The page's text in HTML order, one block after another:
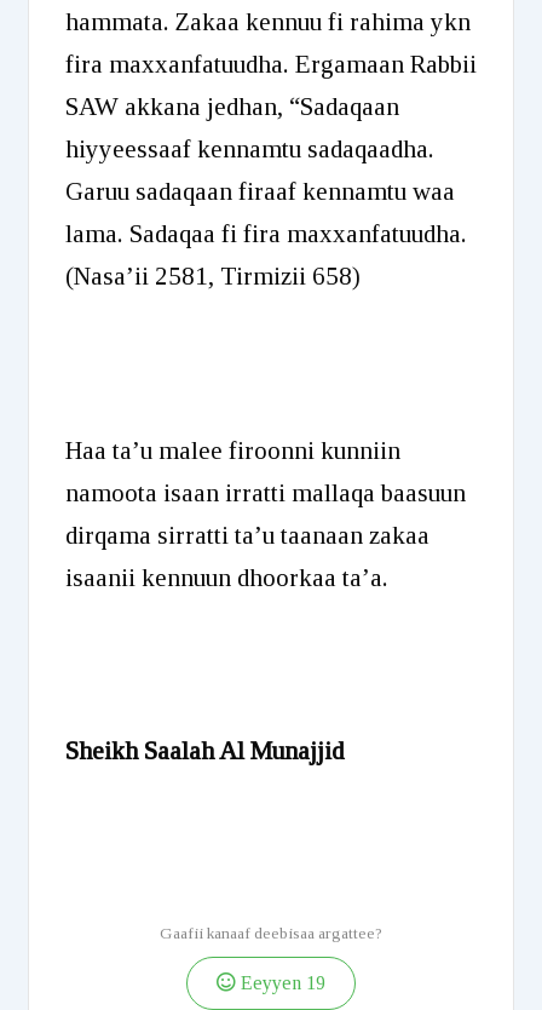
hammata. Zakaa kennuu fi rahima ykn
fira maxxanfatuudha. Ergamaan Rabbii
SAW akkana jedhan, “Sadaqaan
hiyyeessaaf kennamtu sadaqaadha.
Garuu sadaqaan firaaf kennamtu waa
lama. Sadaqaa fi fira maxxanfatuudha.
(Nasa’ii 2581, Tirmizii 658)
Haa ta’u malee firoonni kunniin
namoota isaan irratti mallaqa baasuun
dirqama sirratti ta’u taanaan zakaa
isaanii kennuun dhoorkaa ta’a.
Sheikh Saalah Al Munajjid
Gaafii kanaaf deebisaa argattee?
Eeyyen 19